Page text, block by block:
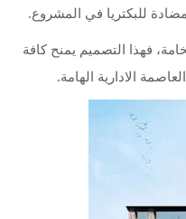
للبكتريا في المشروع.
فهذا التصميم يمنح كافة
الادارية الهامة.